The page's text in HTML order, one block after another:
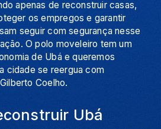
apenas de reconstruir casas,
os empregos e garantir
seguir com segurança nesse
O polo moveleiro tem um
de Ubá e queremos
cidade se reergua com
Coelho.
Ubá